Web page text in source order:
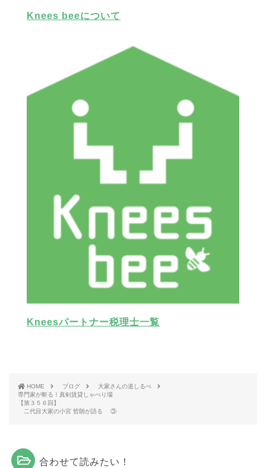
Knees beeについて
Kneesパートナー税理士一覧
HOME ブログ
大家さんの道しるべ
専門家が斬る！真剣賃貸しゃべり場
【第３５６回】
二代目大家の小宮 哲朗が語る ③
合わせて読みたい！